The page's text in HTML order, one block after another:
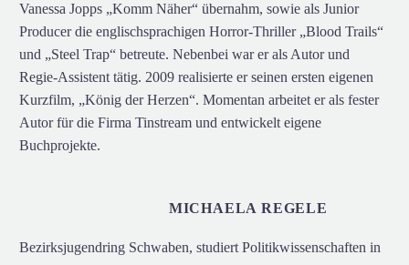
Vanessa Jopps „Komm Näher“ übernahm, sowie als Junior
Producer die englischsprachigen Horror-Thriller „Blood Trails“
und „Steel Trap“ betreute. Nebenbei war er als Autor und
Regie-Assistent tätig. 2009 realisierte er seinen ersten eigenen
Kurzfilm, „König der Herzen“. Momentan arbeitet er als fester
Autor für die Firma Tinstream und entwickelt eigene
Buchprojekte.
MICHAELA REGELE
Bezirksjugendring Schwaben, studiert Politikwissenschaften in